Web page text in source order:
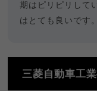
期はピリピリして
はとても良いです。
三菱自動車工